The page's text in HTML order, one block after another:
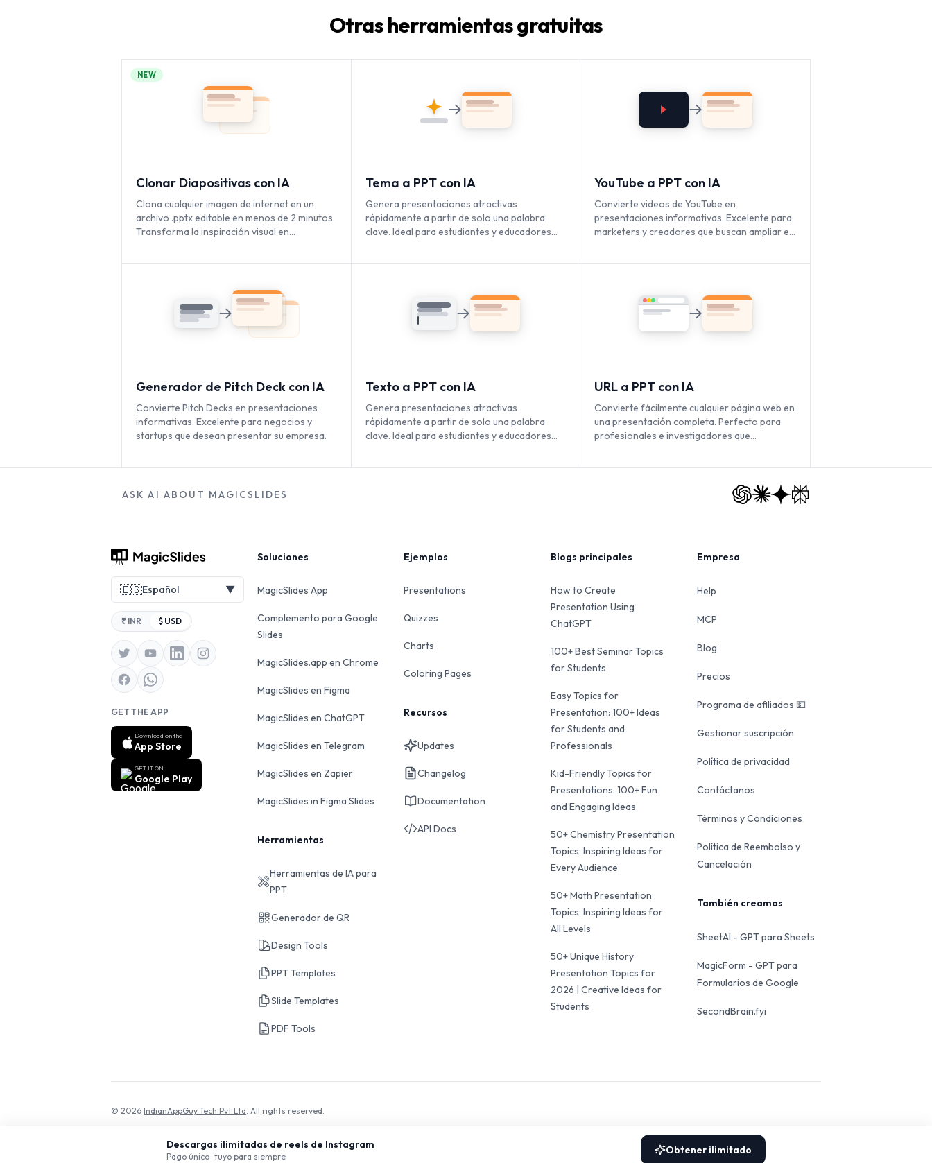
Descargas ilimitadas de reels de Instagram
Pago único · tuyo para siempre
Obtener ilimitado
Otras herramientas gratuitas
Clonar Diapositivas con IA
Clona cualquier imagen de internet en un
archivo .pptx editable en menos de 2 minutos.
Transforma la inspiración visual en
NEW
Tema a PPT con IA
Genera presentaciones atractivas
rápidamente a partir de solo una palabra
clave. Ideal para estudiantes y educadores
YouTube a PPT con IA
Convierte videos de YouTube en
presentaciones informativas. Excelente para
marketers y creadores que buscan ampliar el
Generador de Pitch Deck con IA
Convierte Pitch Decks en presentaciones
informativas. Excelente para negocios y
startups que desean presentar su empresa.
Texto a PPT con IA
Genera presentaciones atractivas
rápidamente a partir de solo una palabra
clave. Ideal para estudiantes y educadores
URL a PPT con IA
Convierte fácilmente cualquier página web en
una presentación completa. Perfecto para
profesionales e investigadores que
ASK AI ABOUT MAGICSLIDES
🇪🇸Español ▼
₹ INR $ USD
GET THE APP
Download on the
App Store
GET IT ON
Google Play
Soluciones
MagicSlides App
Complemento para Google
Slides
MagicSlides.app en Chrome
MagicSlides en Figma
MagicSlides en ChatGPT
MagicSlides en Telegram
MagicSlides en Zapier
MagicSlides in Figma Slides
Herramientas
Herramientas de IA para
PPT
Generador de QR
Design Tools
PPT Templates
Slide Templates
PDF Tools
Ejemplos
Presentations
Quizzes
Charts
Coloring Pages
Recursos
Updates
Changelog
Documentation
API Docs
Blogs principales
How to Create
Presentation Using
ChatGPT
100+ Best Seminar Topics
for Students
Easy Topics for
Presentation: 100+ Ideas
for Students and
Professionals
Kid-Friendly Topics for
Presentations: 100+ Fun
and Engaging Ideas
50+ Chemistry Presentation
Topics: Inspiring Ideas for
Every Audience
50+ Math Presentation
Topics: Inspiring Ideas for
All Levels
50+ Unique History
Presentation Topics for
2026 | Creative Ideas for
Students
Empresa
Help
MCP
Blog
Precios
Programa de afiliados 💵
Gestionar suscripción
Política de privacidad
Contáctanos
Términos y Condiciones
Política de Reembolso y
Cancelación
También creamos
SheetAI - GPT para Sheets
MagicForm - GPT para
Formularios de Google
SecondBrain.fyi
© 2026 IndianAppGuy Tech Pvt Ltd. All rights reserved.